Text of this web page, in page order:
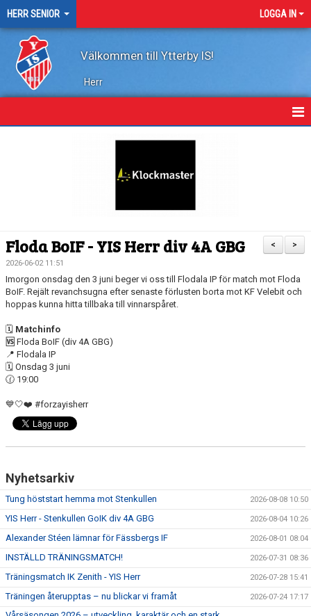
HERR SENIOR LOGGA IN
Välkommen till Ytterby IS!
Herr
KONTAKT
MARATONTABELL
MATCHER
LÄNKAR
DOKUMENT
>
<
Floda BoIF - YIS Herr div 4A GBG
2026-06-02 11:51
Imorgon onsdag den 3 juni beger vi oss till Flodala IP för match mot Floda
BoIF. Rejält revanchsugna efter senaste förlusten borta mot KF Velebit och
hoppas kunna hitta tillbaka till vinnarspåret.
🗓 Matchinfo
🆚 Floda BoIF (div 4A GBG)
📍 Flodala IP
🗓️ Onsdag 3 juni
🕜 19:00
💙🤍❤️ #forzayisherr
Nyhetsarkiv
Tung höststart hemma mot Stenkullen 2026-08-08 10:50
YIS Herr - Stenkullen GoIK div 4A GBG 2026-08-04 10:26
Alexander Stéen lämnar för Fässbergs IF 2026-08-01 08:04
INSTÄLLD TRÄNINGSMATCH! 2026-07-31 08:36
Träningsmatch IK Zenith - YIS Herr 2026-07-28 15:41
Träningen återupptas – nu blickar vi framåt 2026-07-24 17:17